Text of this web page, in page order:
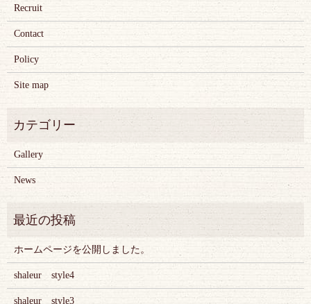
Recruit
Contact
Policy
Site map
Gallery
News
ホームページを公開しました。
shaleur style4
shaleur style3